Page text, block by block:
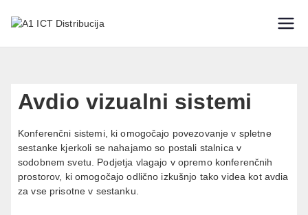
A1 ICT
Avdio vizualni sistemi
Konferenčni sistemi, ki omogočajo povezovanje v spletne
sestanke kjerkoli se nahajamo so postali stalnica v
sodobnem svetu. Podjetja vlagajo v opremo konferenčnih
prostorov, ki omogočajo odlično izkušnjo tako videa kot avdia
za vse prisotne v sestanku.